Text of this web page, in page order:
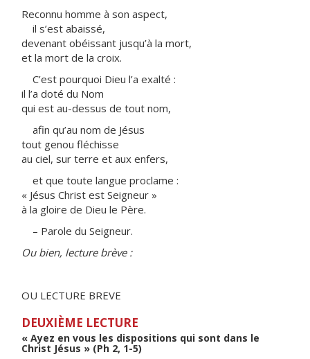
Reconnu homme à son aspect,
il s’est abaissé,
devenant obéissant jusqu’à la mort,
et la mort de la croix.
C’est pourquoi Dieu l’a exalté :
il l’a doté du Nom
qui est au-dessus de tout nom,
afin qu’au nom de Jésus
tout genou fléchisse
au ciel, sur terre et aux enfers,
et que toute langue proclame :
« Jésus Christ est Seigneur »
à la gloire de Dieu le Père.
– Parole du Seigneur.
Ou bien, lecture brève :
OU LECTURE BREVE
DEUXIÈME LECTURE
« Ayez en vous les dispositions qui sont dans le
Christ Jésus » (Ph 2, 1-5)